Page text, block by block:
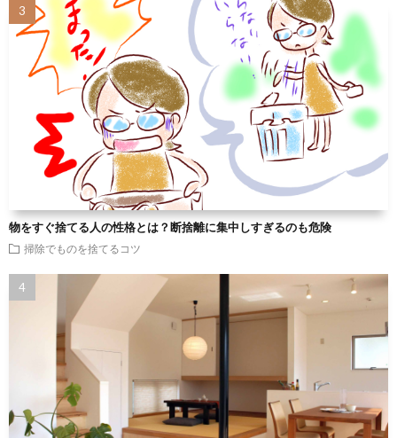
物をすぐ捨てる人の性格とは？断捨離に集中しすぎるのも危険
掃除でものを捨てるコツ